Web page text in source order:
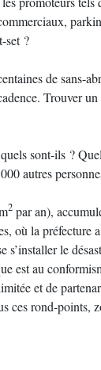
set ?
de sans-
Trouver
sont-ils ?
autres
2 par an),
où la préfecture
le
est au
et de
ces rond-points,